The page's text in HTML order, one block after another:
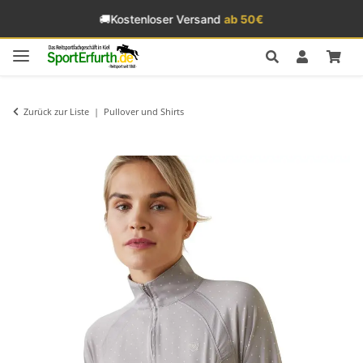
🚚Kostenloser Versandab 50€
Zurück zur Liste Pullover und Shirts